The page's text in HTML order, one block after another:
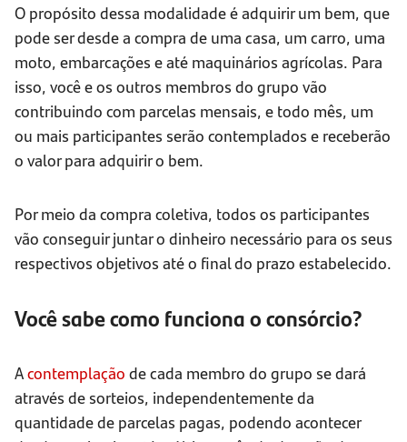
O propósito dessa modalidade é adquirir um bem, que
pode ser desde a compra de uma casa, um carro, uma
moto, embarcações e até maquinários agrícolas. Para
isso, você e os outros membros do grupo vão
contribuindo com parcelas mensais, e todo mês, um
ou mais participantes serão contemplados e receberão
o valor para adquirir o bem.
Por meio da compra coletiva, todos os participantes
vão conseguir juntar o dinheiro necessário para os seus
respectivos objetivos até o final do prazo estabelecido.
Você sabe como funciona o consórcio?
Acontemplação de cada membro do grupo se dará
através de sorteios, independentemente da
quantidade de parcelas pagas, podendo acontecer